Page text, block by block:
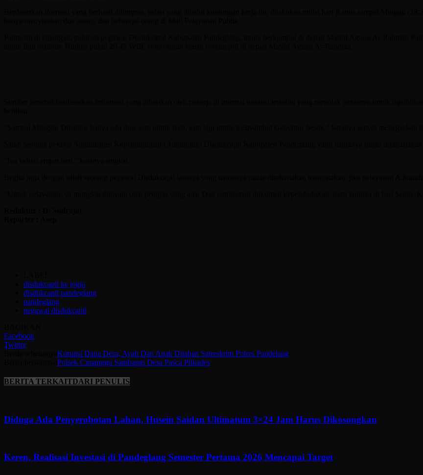
disdukcapil ke jogja
disdukcapil pandeglang
pandeglang
pegawai disdukcapil
Facebook
Twitter
Korupsi Dana Desa, Ayah Dan Anak Ditahan Satreskrim Polres Pandelang
Polsek Cimanggu Sambangi Desa Pasca Pilkades
BERITA TERKAITDARI PENULIS
Diduga Ada Penyerobotan Lahan, Husein Saidan Ultimatum 3×24 Jam Harus Dikosongkan
Keren, Realisasi Investasi di Pandeglang Semester Pertama 2026 Mencapai Target